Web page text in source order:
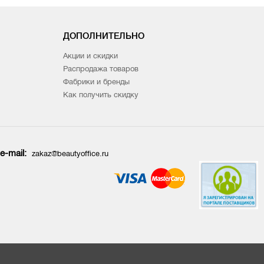
ДОПОЛНИТЕЛЬНО
Акции и скидки
Распродажа товаров
Фабрики и бренды
Как получить скидку
e-mail: zakaz@beautyoffice.ru